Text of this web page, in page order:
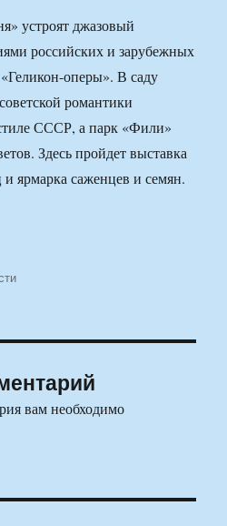
устроят джазовый
российских и зарубежных
оперы». В саду
романтики
СССР, а парк «Фили»
Здесь пройдет выставка
ярмарка саженцев и семян.
вам необходимо